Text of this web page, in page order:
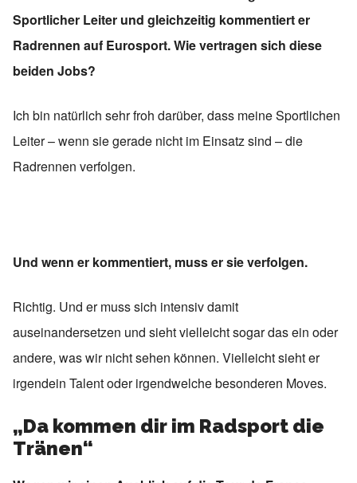
Sportlicher Leiter und gleichzeitig kommentiert er
Radrennen auf Eurosport. Wie vertragen sich diese
beiden Jobs?
Ich bin natürlich sehr froh darüber, dass meine Sportlichen
Leiter – wenn sie gerade nicht im Einsatz sind – die
Radrennen verfolgen.
Und wenn er kommentiert, muss er sie verfolgen.
Richtig. Und er muss sich intensiv damit
auseinandersetzen und sieht vielleicht sogar das ein oder
andere, was wir nicht sehen können. Vielleicht sieht er
irgendein Talent oder irgendwelche besonderen Moves.
„Da kommen dir im Radsport die
Tränen“